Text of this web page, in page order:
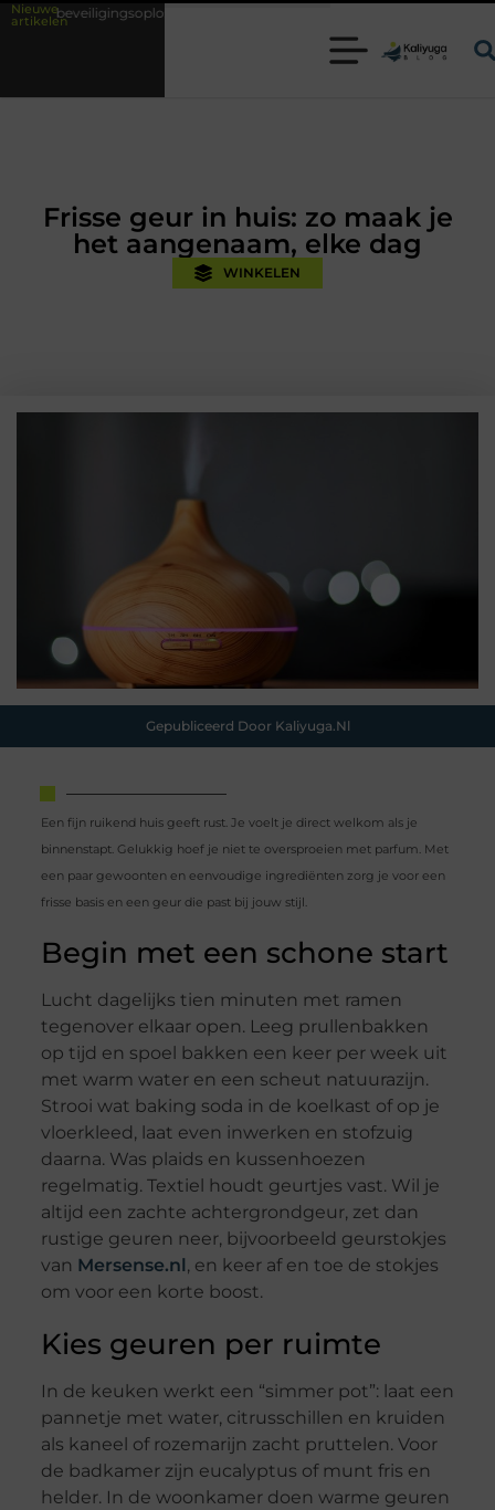
Nieuwe
artikelen met kennis uit de praktijk
Frisse geur in huis: zo maak je
het aangenaam, elke dag
WINKELEN
Gepubliceerd Door Kaliyuga.nl
Een fijn ruikend huis geeft rust. Je voelt je direct welkom als je
binnenstapt. Gelukkig hoef je niet te oversproeien met parfum. Met
een paar gewoonten en eenvoudige ingrediënten zorg je voor een
frisse basis en een geur die past bij jouw stijl.
Begin met een schone start
Lucht dagelijks tien minuten met ramen
tegenover elkaar open. Leeg prullenbakken
op tijd en spoel bakken een keer per week uit
met warm water en een scheut natuurazijn.
Strooi wat baking soda in de koelkast of op je
vloerkleed, laat even inwerken en stofzuig
daarna. Was plaids en kussenhoezen
regelmatig. Textiel houdt geurtjes vast. Wil je
altijd een zachte achtergrondgeur, zet dan
rustige geuren neer, bijvoorbeeld geurstokjes
van Mersense.nl, en keer af en toe de stokjes
om voor een korte boost.
Kies geuren per ruimte
In de keuken werkt een “simmer pot”: laat een
pannetje met water, citrusschillen en kruiden
als kaneel of rozemarijn zacht pruttelen. Voor
de badkamer zijn eucalyptus of munt fris en
helder. In de woonkamer doen warme geuren